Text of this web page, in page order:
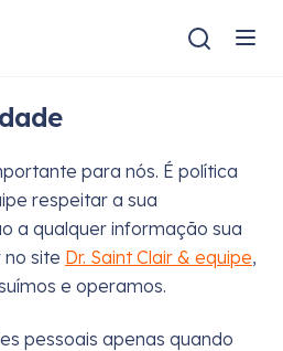
para nós. É política
respeitar a sua
a qualquer informação sua
site Dr. Saint Clair & equipe,
e operamos.
pessoais apenas quando